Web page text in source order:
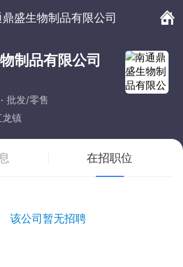
盛生物制品有限公司
制品有限公司
批发/零售
镇
在招职位
该公司暂无招聘